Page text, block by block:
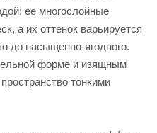
ее многослойные
а их оттенок варьируется
до насыщенно-ягодного.
форме и изящным
тонкими